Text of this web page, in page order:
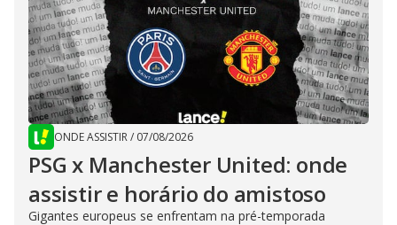
ONDE ASSISTIR/ 07/08/2026
PSG x Manchester United: onde
assistir e horário do amistoso
Gigantes europeus se enfrentam na pré-temporada